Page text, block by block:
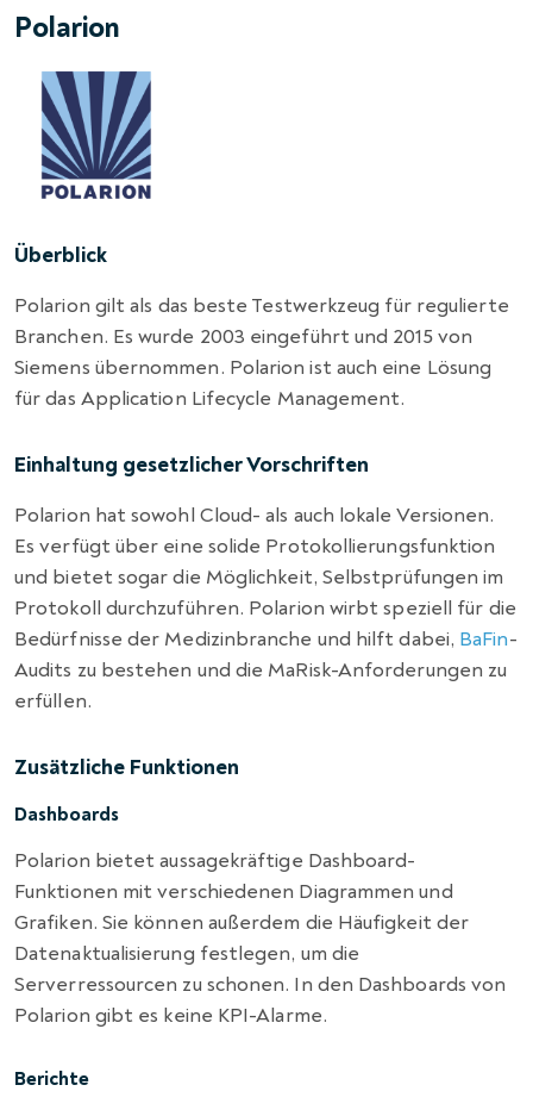
Polarion
Überblick
Polarion gilt als das beste Testwerkzeug für regulierte
Branchen. Es wurde 2003 eingeführt und 2015 von
Siemens übernommen. Polarion ist auch eine Lösung
für das Application Lifecycle Management.
Einhaltung gesetzlicher Vorschriften
Polarion hat sowohl Cloud- als auch lokale Versionen.
Es verfügt über eine solide Protokollierungsfunktion
und bietet sogar die Möglichkeit, Selbstprüfungen im
Protokoll durchzuführen. Polarion wirbt speziell für die
Bedürfnisse der Medizinbranche und hilft dabei, BaFin-
Audits zu bestehen und die MaRisk-Anforderungen zu
erfüllen.
Zusätzliche Funktionen
Dashboards
Polarion bietet aussagekräftige Dashboard-
Funktionen mit verschiedenen Diagrammen und
Grafiken. Sie können außerdem die Häufigkeit der
Datenaktualisierung festlegen, um die
Serverressourcen zu schonen. In den Dashboards von
Polarion gibt es keine KPI-Alarme.
Berichte